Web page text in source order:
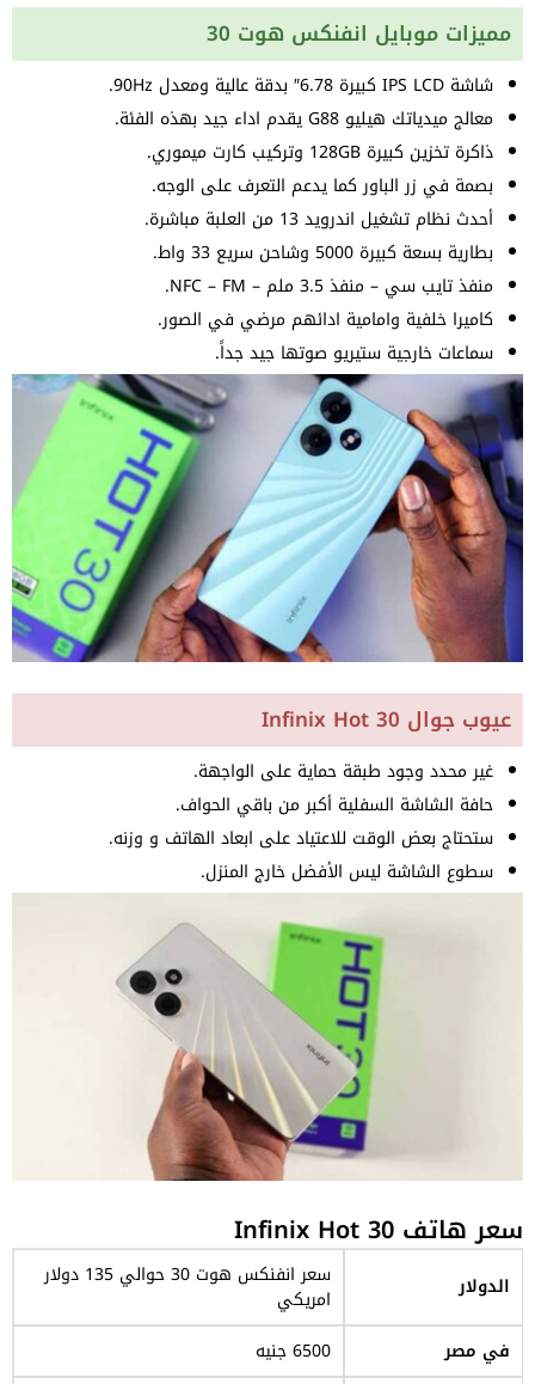
مميزات موبايل انفنكس هوت 30
شاشة IPS LCD كبيرة 6.78″ بدقة عالية ومعدل 90Hz.
معالج ميدياتك هيليو G88 يقدم اداء جيد بهذه الفئة.
ذاكرة تخزين كبيرة 128GB وتركيب كارت ميموري.
بصمة في زر الباور كما يدعم التعرف على الوجه.
أحدث نظام تشغيل اندرويد 13 من العلبة مباشرة.
بطارية بسعة كبيرة 5000 وشاحن سريع 33 واط.
منفذ تايب سي – منفذ 3.5 ملم – NFC – FM.
كاميرا خلفية وامامية ادائهم مرضي في الصور.
سماعات خارجية ستيريو صوتها جيد جداً.
عيوب جوال Infinix Hot 30
غير محدد وجود طبقة حماية على الواجهة.
حافة الشاشة السفلية أكبر من باقي الحواف.
ستحتاج بعض الوقت للاعتياد على ابعاد الهاتف و وزنه.
سطوع الشاشة ليس الأفضل خارج المنزل.
سعر هاتف Infinix Hot 30
الدولار سعر انفنكس هوت 30 حوالي 135 دولار
امريكي
في مصر
6500 جنيه